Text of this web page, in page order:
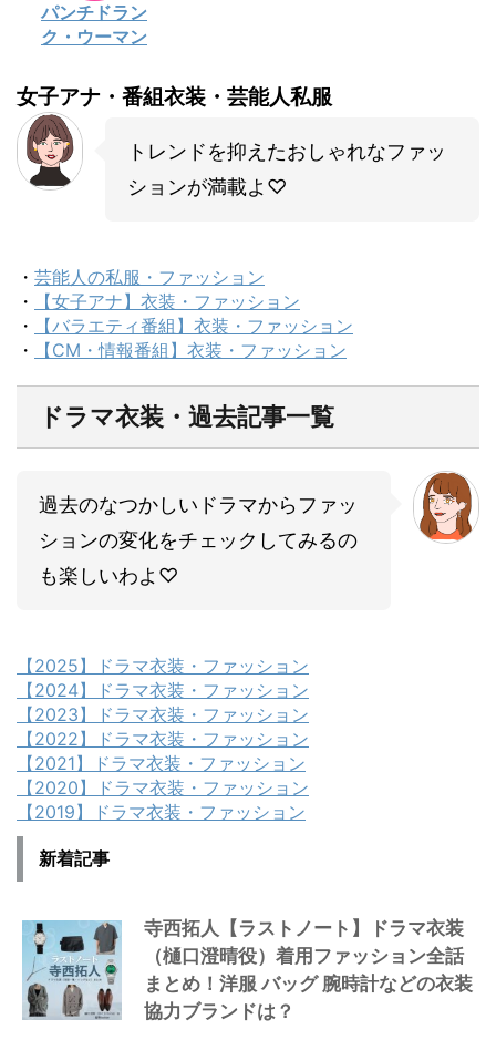
パンチドラン
ク・ウーマン
女子アナ・番組衣装・芸能人私服
トレンドを抑えたおしゃれなファッ
ションが満載よ♡
・ 芸能人の私服・ファッション
・
【女子アナ】衣装・ファッション
・
【バラエティ番組】衣装・ファッション
・
【CM・情報番組】衣装・ファッション
ドラマ衣装・過去記事一覧
過去のなつかしいドラマからファッ
ションの変化をチェックしてみるの
も楽しいわよ♡
【2025】ドラマ衣装・ファッション
【2024】ドラマ衣装・ファッション
【2023】ドラマ衣装・ファッション
【2022】ドラマ衣装・ファッション
【2021】ドラマ衣装・ファッション
【2020】ドラマ衣装・ファッション
【2019】ドラマ衣装・ファッション
新着記事
寺西拓人【ラストノート】ドラマ衣装
（樋口澄晴役）着用ファッション全話
まとめ！洋服 バッグ 腕時計などの衣装
協力ブランドは？